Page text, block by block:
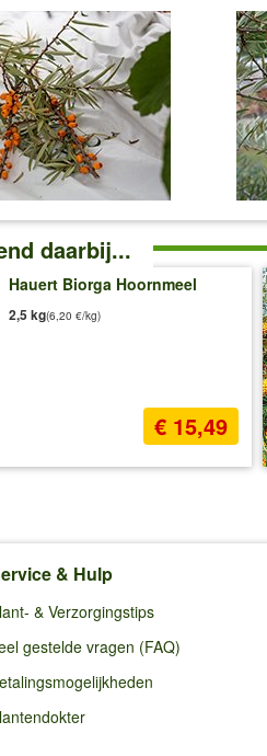
daarbij...
Hauert Biorga Hoornmeel
2,5 kg
€ 15,49
(6,20 €/kg)
& Hulp
& Verzorgingstips
gestelde vragen (FAQ)